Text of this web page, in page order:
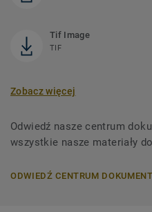
Tif Image
TIF
Zobacz więcej
Odwiedź nasze centrum
wszystkie nasze materiały
ODWIEDŹ CENTRUM